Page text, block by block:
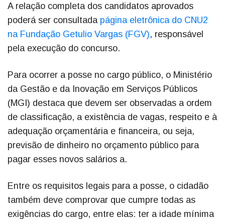
A relação completa dos candidatos aprovados
poderá ser consultada página eletrônica do CNU2
na Fundação Getulio Vargas (FGV), responsável
pela execução do concurso.
Para ocorrer a posse no cargo público, o Ministério
da Gestão e da Inovação em Serviços Públicos
(MGI) destaca que devem ser observadas a ordem
de classificação, a existência de vagas, respeito e à
adequação orçamentária e financeira, ou seja,
previsão de dinheiro no orçamento público para
pagar esses novos salários a.
Entre os requisitos legais para a posse, o cidadão
também deve comprovar que cumpre todas as
exigências do cargo, entre elas: ter a idade mínima